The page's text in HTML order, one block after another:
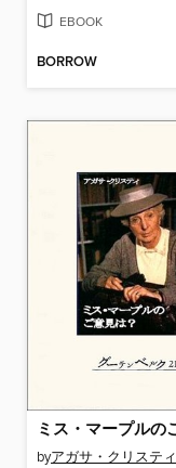
EBOOK
BORROW
byアガサ・クリスティ